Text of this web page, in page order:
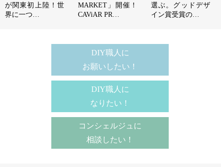
が関東初上陸！世
界に一つ…
MARKET」開催！
CAViAR PR…
選ぶ。グッドデザ
イン賞受賞の…
DIY職人に
お願いしたい！
DIY職人に
なりたい！
コンシェルジュに
相談したい！